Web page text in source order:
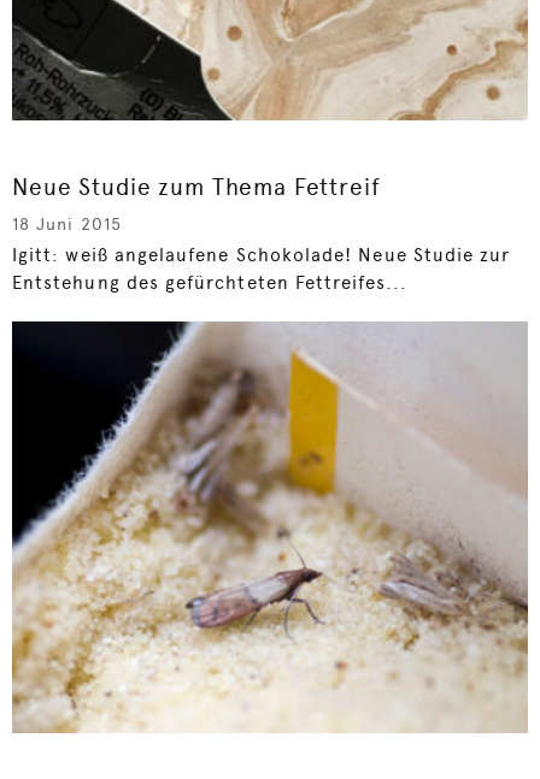
Neue Studie zum Thema Fettreif
18 Juni 2015
Igitt: weiß angelaufene Schokolade! Neue Studie zur
Entstehung des gefürchteten Fettreifes...